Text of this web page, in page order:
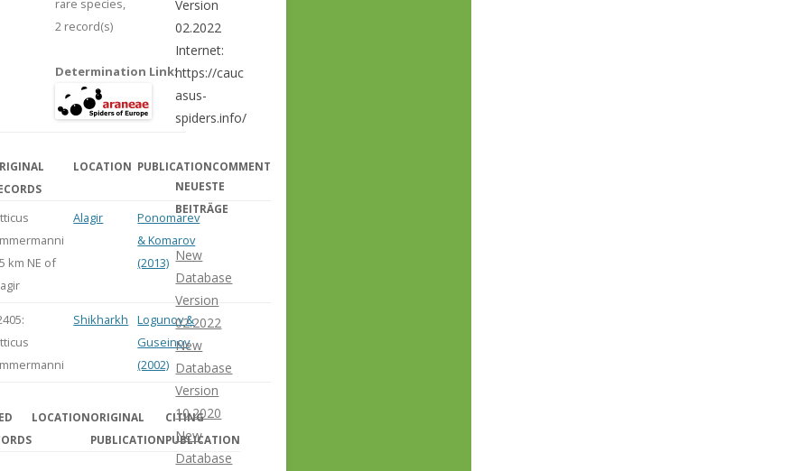
rare species,
2 record(s)
Determination Link:
LOCATION PUBLICATIONCOMMENT
km NE of
Alagir
Ponomarev
& Komarov
(2013)
Shikharkh
Logunov &
Guseinov
(2002)
LOCATIONORIGINAL
PUBLICATION
CITING
PUBLICATION
Version
02.2022
Internet:
https://cauc
asus-
spiders.info/
NEUESTE
BEITRÄGE
New
Database
Version
02.2022
New
Database
Version
10.2020
New
Database